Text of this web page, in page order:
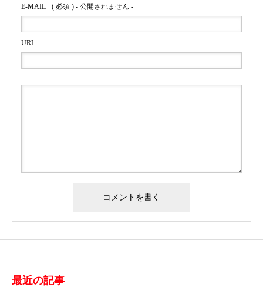
E-MAIL ( 必須 ) - 公開されません -
URL
最近の記事